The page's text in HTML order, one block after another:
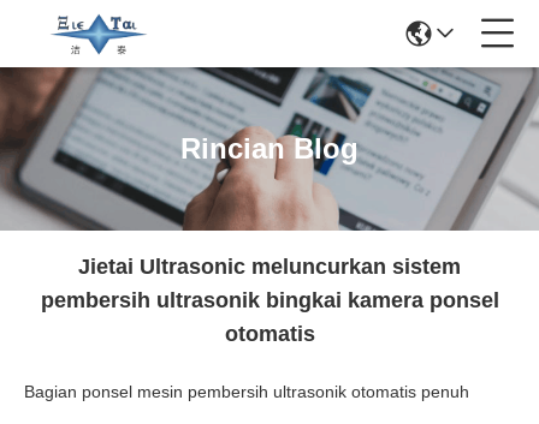
Rincian Blog
Jietai Ultrasonic meluncurkan sistem
pembersih ultrasonik bingkai kamera ponsel
otomatis
Bagian ponsel mesin pembersih ultrasonik otomatis penuh